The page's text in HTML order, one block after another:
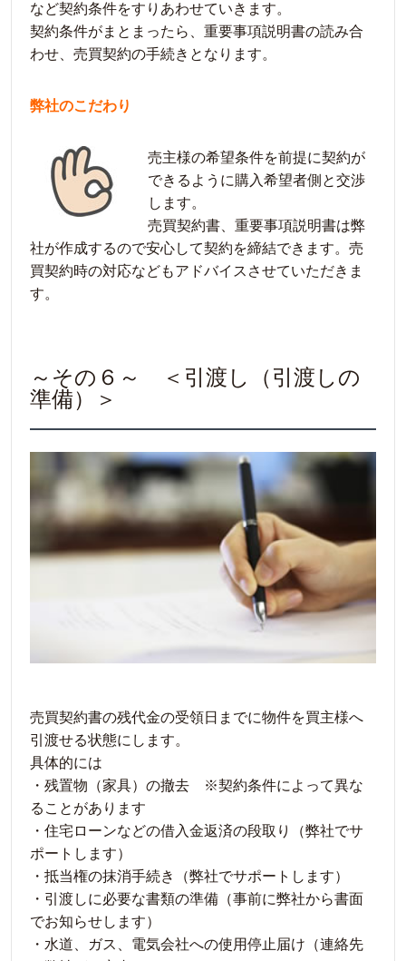
など契約条件をすりあわせていきます。
契約条件がまとまったら、重要事項説明書の読み合
わせ、売買契約の手続きとなります。
弊社のこだわり
売主様の希望条件を前提に契約が
できるように購入希望者側と交渉
します。
売買契約書、重要事項説明書は弊
社が作成するので安心して契約を締結できます。売
買契約時の対応などもアドバイスさせていただきま
す。
～その６～ ＜引渡し（引渡しの
準備）＞
売買契約書の残代金の受領日までに物件を買主様へ
引渡せる状態にします。
具体的には
・残置物（家具）の撤去 ※契約条件によって異な
ることがあります
・住宅ローンなどの借入金返済の段取り（弊社でサ
ポートします）
・抵当権の抹消手続き（弊社でサポートします）
・引渡しに必要な書類の準備（事前に弊社から書面
でお知らせします）
・水道、ガス、電気会社への使用停止届け（連絡先